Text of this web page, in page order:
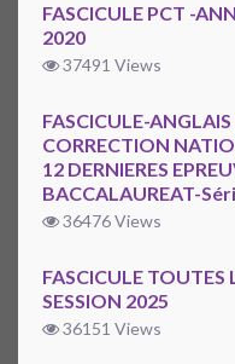
FASCICULE PCT -
2020
37491 Views
FASCICULE-
CORRECTION
12 DERNIERES
BACCALAUREAT-
36476 Views
FASCICULE TOUTES
SESSION 2025
36151 Views